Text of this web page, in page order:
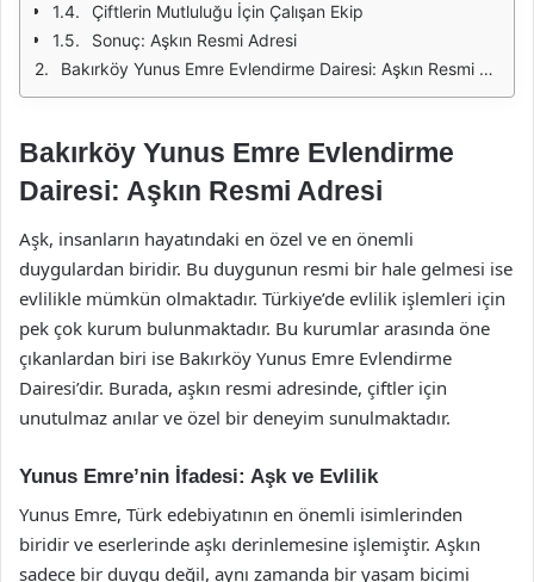
Çiftlerin Mutluluğu İçin Çalışan Ekip
Sonuç: Aşkın Resmi Adresi
Bakırköy Yunus Emre Evlendirme Dairesi: Aşkın Resmi Adresi
Bakırköy Yunus Emre Evlendirme
Dairesi: Aşkın Resmi Adresi
Aşk, insanların hayatındaki en özel ve en önemli
duygulardan biridir. Bu duygunun resmi bir hale gelmesi ise
evlilikle mümkün olmaktadır. Türkiye’de evlilik işlemleri için
pek çok kurum bulunmaktadır. Bu kurumlar arasında öne
çıkanlardan biri ise Bakırköy Yunus Emre Evlendirme
Dairesi’dir. Burada, aşkın resmi adresinde, çiftler için
unutulmaz anılar ve özel bir deneyim sunulmaktadır.
Yunus Emre’nin İfadesi: Aşk ve Evlilik
Yunus Emre, Türk edebiyatının en önemli isimlerinden
biridir ve eserlerinde aşkı derinlemesine işlemiştir. Aşkın
sadece bir duygu değil, aynı zamanda bir yaşam biçimi